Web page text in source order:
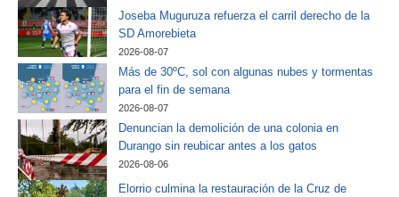
Joseba Muguruza refuerza el carril derecho de la
SD Amorebieta
2026-08-07
Más de 30ºC, sol con algunas nubes y tormentas
para el fin de semana
2026-08-07
Denuncian la demolición de una colonia en
Durango sin reubicar antes a los gatos
2026-08-06
Elorrio culmina la restauración de la Cruz de